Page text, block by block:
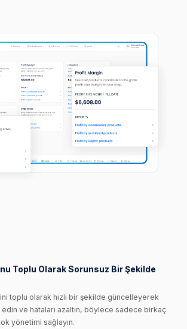
Toplu Olarak Sorunsuz Bir Şekilde
toplu olarak hızlı bir şekilde güncelleyerek
ve hataları azaltın, böylece sadece birkaç
yönetimi sağlayın.